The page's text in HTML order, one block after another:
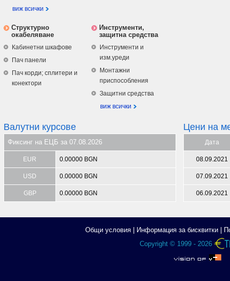
виж всички
Структурно
окабеляване
Кабинетни шкафове
Пач панели
Пач корди; сплитери и
конектори
Инструменти,
защитна средства
Инструменти и
изм.уреди
Монтажни
приспособления
Защитни средства
виж всички
Валутни курсове
Фиксинг на ЕЦБ за 07.08.2026
EUR 0.00000 BGN
USD 0.00000 BGN
GBP 0.00000 BGN
Цени на
Дата
08.09.2021
07.09.2021
06.09.2021
Общи условия| Информация за бисквитки|
Copyright © 1999 - 2026